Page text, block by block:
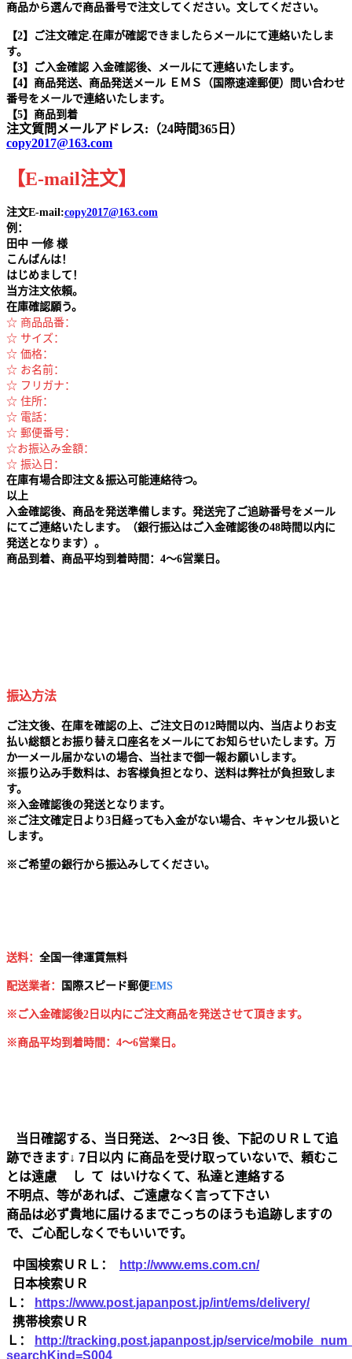
商品から選んで商品番号で注文してください。文してください。
【2】ご注文確定.在庫が確認できましたらメールにて連絡いたしま
す。
【3】ご入金確認 入金確認後、メールにて連絡いたします。
【4】商品発送、商品発送メール ＥＭＳ（国際速達郵便）問い合わせ
番号をメールで連絡いたします。
【5】商品到着
注文質問メールアドレス:（24時間365日）
copy2017@163.com
【E-mail注文】
注文E-mail:copy2017@163.com
例：
田中 一修 様
こんばんは！
はじめまして！
当方注文依頼。
在庫確認願う。
☆ 商品品番：
☆ サイズ：
☆ 価格：
☆ お名前：
☆ フリガナ：
☆ 住所：
☆ 電話：
☆ 郵便番号：
☆お振込み金額：
☆ 振込日：
在庫有場合即注文＆振込可能連絡待つ。
以上
入金確認後、商品を発送準備します。発送完了ご追跡番号をメール
にてご連絡いたします。（銀行振込はご入金確認後の48時間以内に
発送となります）。
商品到着、商品平均到着時間：4～6営業日。
振込方法
ご注文後、在庫を確認の上、ご注文日の12時間以内、当店よりお支
払い総額とお振り替え口座名をメールにてお知らせいたします。万
か一メール届かないの場合、当社まで御一報お願いします。
※振り込み手数料は、お客様負担となり、送料は弊社が負担致しま
す。
※ 入金確認後の発送となります。
※ ご注文確定日より3日経っても入金がない場合、キャンセル扱いと
します。
※ ご希望の銀行から振込みしてください。
送料： 全国一律運賃無料
配送業者： 国 際スピード郵便EMS
※ご入金確認後2日以内にご注文商品を発送させて頂きます。
※商品平均到着時間：4～6営業日。
当日確認する、当日発送、 2～3日 後、下記のＵＲＬて追
跡できます↓ 7日以内 に商品を受け取っていないで、頼むこ
とは遠慮 し て はいけなくて、私達と連絡する
不明点、等があれば、ご遠慮なく言って下さい
商品は必ず貴地に届けるまでこっちのほうも追跡しますの
で、ご心配しなくでもいいです。
中国検索ＵＲＬ：
http://www.ems.com.cn/
日本検索ＵＲ
Ｌ：
https://www.post.japanpost.jp/int/ems/delivery/
携帯検索ＵＲ
Ｌ：
http://tracking.post.japanpost.jp/service/
searchKind=S004